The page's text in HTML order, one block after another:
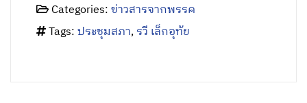
Categories:ข่าวสารจากพรรค
Tags:ประชุมสภา,รวี เล็กอุทัย